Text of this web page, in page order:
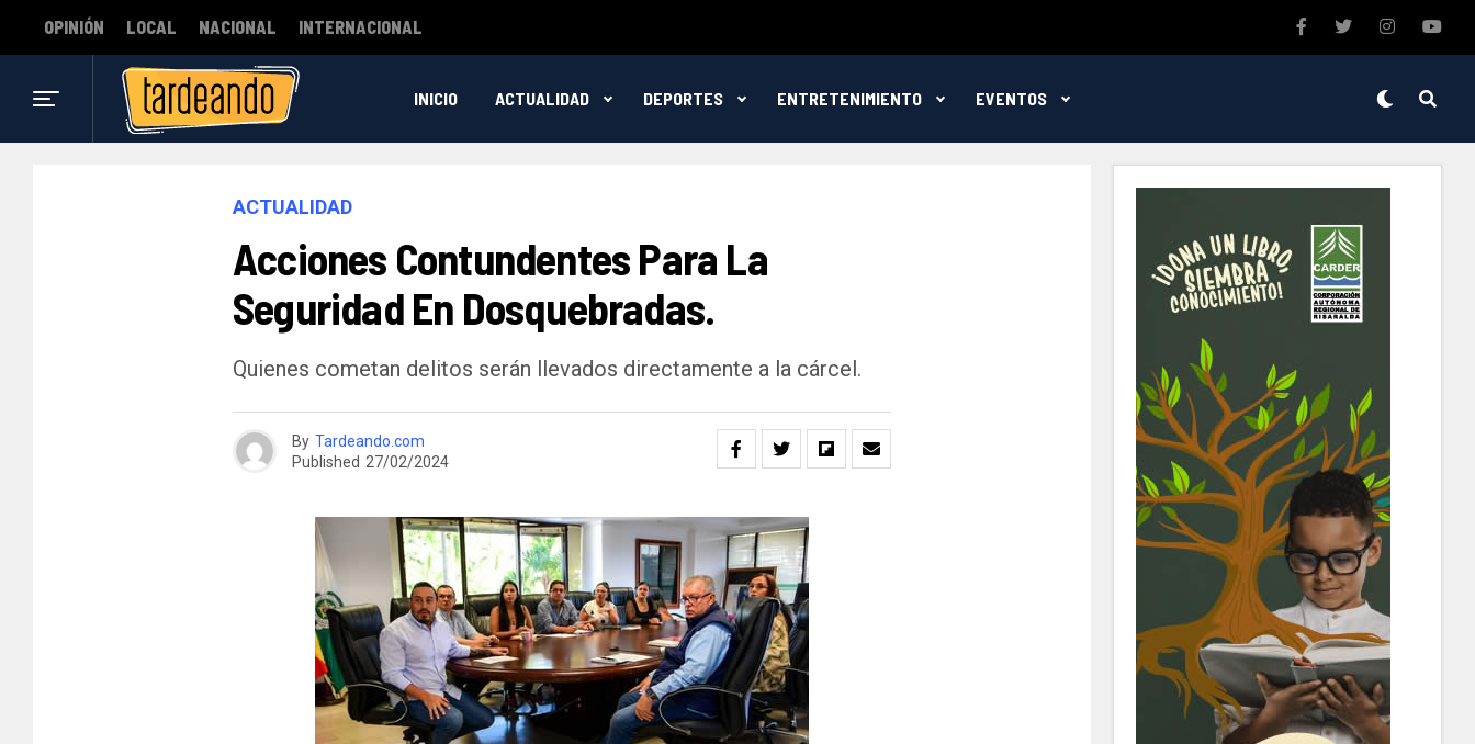
OPINIÓN LOCAL NACIONAL INTERNACIONAL
INICIO ACTUALIDAD DEPORTES ENTRETENIMIENTO EVENTOS
ACTUALIDAD
Acciones Contundentes Para La
Seguridad En Dosquebradas.
Quienes cometan delitos serán llevados directamente a la cárcel.
By Tardeando.com
Published 27/02/2024